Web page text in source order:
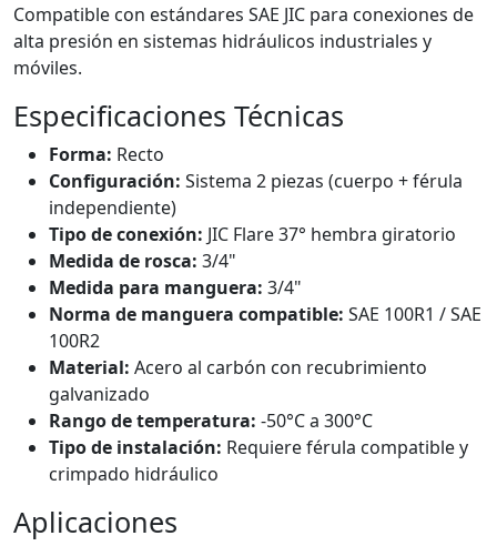
Compatible con estándares SAE JIC para conexiones de
alta presión en sistemas hidráulicos industriales y
móviles.
Especificaciones Técnicas
Forma: Recto
Configuración: Sistema 2 piezas (cuerpo + férula
independiente)
Tipo de conexión: JIC Flare 37° hembra giratorio
Medida de rosca: 3/4"
Medida para manguera: 3/4"
Norma de manguera compatible: SAE 100R1 / SAE
100R2
Material: Acero al carbón con recubrimiento
galvanizado
Rango de temperatura: -50°C a 300°C
Tipo de instalación: Requiere férula compatible y
crimpado hidráulico
Aplicaciones